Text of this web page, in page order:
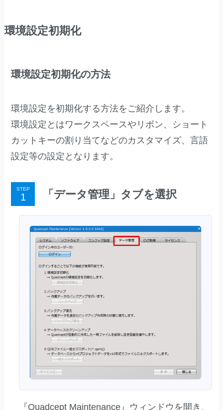
環境設定初期化
環境設定初期化の方法
環境設定を初期化する方法をご紹介します。
環境設定とはワークスペースやリボン、ショート
カットキーの割り当てなどのカスタマイズ、言語
設定等の設定となります。
STEP 「データ管理」タブを選択
『Quadcept Maintenance』ウィンドウを開き、